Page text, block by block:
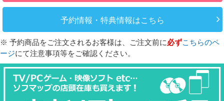
予約情報・特典情報はこちら
※ 予約商品をご注文されるお客様は、ご注文前に必ずこちらのペ
ージにて注意事項等をご確認ください。